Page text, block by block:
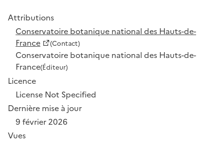
Attributions
Conservatoire botanique national des Hauts-de-
France
(Contact)
Conservatoire botanique national des Hauts-de-
France(Éditeur)
Licence
License Not Specified
Dernière mise à jour
9 février 2026
Vues